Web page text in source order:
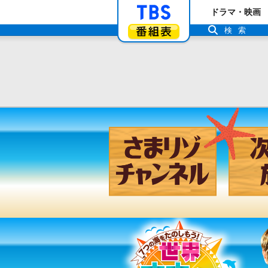
「TBSテレビ」ト
番組表
ドラマ・映画
検索
さまリ